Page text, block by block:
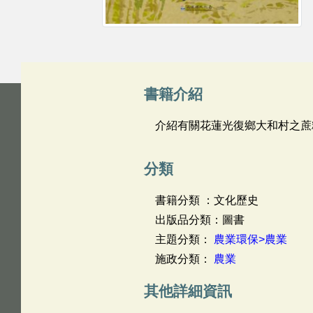
書籍介紹
介紹有關花蓮光復鄉大和村之
分類
書籍分類 ：文化歷史
出版品分類：圖書
主題分類： 農業環保>農業
施政分類： 農業
其他詳細資訊